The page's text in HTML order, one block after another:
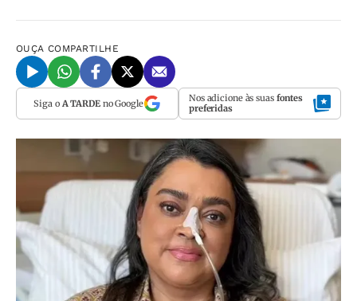
OUÇA COMPARTILHE
Siga o A TARDEno Google Nos adicione às suas fontes
preferidas